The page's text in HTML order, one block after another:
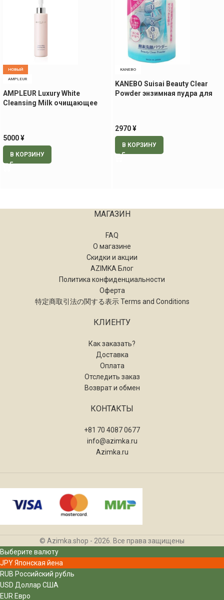
НОВЫЙ
AMPLEUR
AMPLEUR Luxury White
Cleansing Milk очищающее
5000¥
В КОРЗИНУ
KANEBO
KANEBO Suisai Beauty Clear
Powder энзимная пудра для
2970¥
В КОРЗИНУ
МАГАЗИН
FAQ
О магазине
Скидки и акции
AZIMKA Блог
Политика конфиденциальности
Оферта
特定商取引法の関する表示 Terms and Conditions
КЛИЕНТУ
Как заказать?
Доставка
Оплата
Отследить заказ
Возврат и обмен
КОНТАКТЫ
+81 70 4087 0677
info@azimka.ru
Azimka.ru
© Azimka.shop - 2026. Все права защищены
Выберите валюту
JPYЯпонская йена
RUB Российский рубль
USD Доллар США
EUR Евро